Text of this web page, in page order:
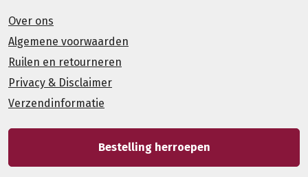
Over ons
Algemene voorwaarden
Ruilen en retourneren
Privacy & Disclaimer
Verzendinformatie
Bestelling herroepen